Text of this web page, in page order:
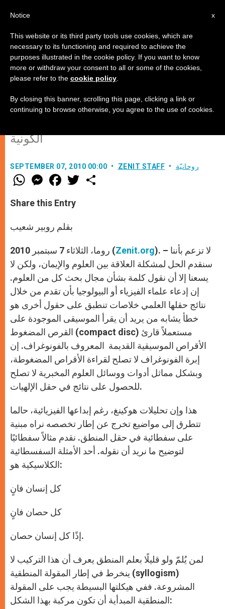
هل يستطيع علم الفيزياء أن يبرهن أن
الله غير موجود؟ (3)
الكونية
SEPTEMBER 07, 2010 00:00 ZENIT STAFF روحانيّة
W
h
t
s
p
p
M
e
s
e
e
F
a
e
b
o
k
w
Share this Entry
بقلم روبير شعيب
روما، الثلاثاء 7 سبتمبر 2010 (Zenit.org). – لا تزعم بأننا
سنقدم الحل لمشكلة العلاقة بين العلوم والإيمان، ولكن لا
يسعنا إلا أن نقول كلمة بشأن مجال بحث كل من العلوم.
إن إدعاء علماء الفيزياء أو البيولوجيا بأن تقدم من خلال
نتائج حقلها العلمي خلاصات تنطبق على حقول أخرى هو
خطأ يشابه من يريد أن يقرأ الموسيقى الموجودة على
القرص المضغوط (compact disc) مستعملاً قارئ
الأقراص الموسيقية القديمة المعروف بالفونوغراف. إن
إبرة الفونوغراف لا تصلح لقراءة الأقراص المضغوطة،
وبشكل مماثل أدوات ووسائل العلوم المخبرية لا تصلح
للحصول على نتائج في حقل الإلهيات.
هذا وإن تحليلات هوكينغ، رغم إبداعها الفيزيائية، حالما
تتطرق إلى مواضيع تخرج عن إطار تخصصه نراه مبنية
على سفطائية في حقل المنطق. نقدم مثالاً سفطائيًا
لتوضيح ما نريد أن نقوله. أحد الأمثلة السفسطائية
الكلاسيكية هو:
كل إنسان فانٍ
كل حصان فانٍ
إذًا كل إنسان حصان.
لمن يُلمّ ولو قليلًا بعلم المنطق يعرف أن هذا التركيب لا
ينخرط في إطار المقولة المنطقية (syllogism)
المشروعة. ففي هيكلتها البسيطة يجب على المقولة
المنطقية المبدأية أن تكون مركبة بهذا الشكل:
x
Notice
This website or its third party tools use cookies, which are
necessary to its functioning and required to achieve the
purposes illustrated in the cookie policy. If you want to know
more or withdraw your consent to all or some of the cookies,
please refer to the cookie policy
By closing this banner, scrolling this page, clicking a link or
continuing to browse otherwise, you agree to the use of cookies.